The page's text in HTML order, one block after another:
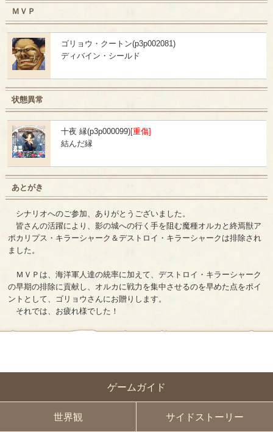
ゲームガイド
世界観 サイドストーリー
ＭＶＰ
ゴリョウ・クートン(p3p002081)
ディバイン・シールド
状態異常
十夜 縁(p3p000099)[重傷]
結んだ縁
あとがき
シナリオへのご参加、ありがとうございました。
皆さんの活躍により、影の城への行く手を阻む魔種オルカと終焉獣ア
ポカリプス・キラーシャーク＆デストロイ・キラーシャークは排除され
ました。
ＭＶＰは、海洋軍人達の統率に加えて、デストロイ・キラーシャーク
の早期の排除に貢献し、オルカに戦力を集中させるのを早めた点をポイ
ントとして、ゴリョウさんにお贈りします。
それでは、お疲れ様でした！